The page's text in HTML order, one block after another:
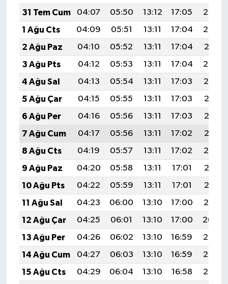
31 Tem Cum
04:07 05:50 13:12 17:05
20:23
1 Ağu Cts
04:09 05:51 13:11 17:04
20:22
2 Ağu Paz
04:10 05:52 13:11 17:04
20:21
3 Ağu Pts
04:12 05:53 13:11 17:04
20:20
4 Ağu Sal
04:13 05:54 13:11 17:03
20:19
5 Ağu Çar
04:15 05:55 13:11 17:03
20:18
6 Ağu Per
04:16 05:56 13:11 17:03
20:17
7 Ağu Cum
04:17 05:56 13:11 17:02
20:15
8 Ağu Cts
04:19 05:57 13:11 17:02
20:14
9 Ağu Paz
04:20 05:58 13:11 17:01
20:13
10 Ağu Pts
04:22 05:59 13:11 17:01
20:12
11 Ağu Sal
04:23 06:00 13:10 17:00
20:10
12 Ağu Çar
04:25 06:01 13:10 17:00
20:09
13 Ağu Per
04:26 06:02 13:10 16:59
20:08
14 Ağu Cum
04:27 06:03 13:10 16:59
20:07
15 Ağu Cts
04:29 06:04 13:10 16:58
20:05
Sağlık
Şaphane
Simav
Siyaset
Spor
Teknoloji
Türkiye
Video Galeri
Yaşam
Yemek Tarifleri